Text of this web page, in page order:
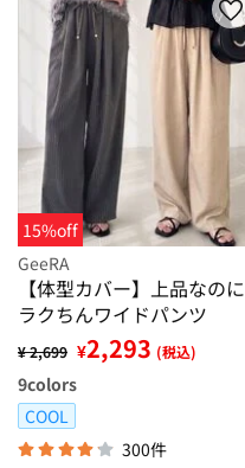
15%off
GeeRA
【体型カバー】上品なのに
ラクちんワイドパンツ
¥ 2,699 ¥2,293 (税込)
9colors
COOL
300件